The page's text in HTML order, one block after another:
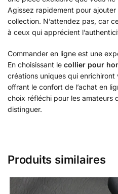
Agissez rapidement pour ajouter
collection. N’attendez pas, car
à ceux qui apprécient
Commander en ligne est une
En choisissant le collier pour
créations uniques qui
offrant le confort de l’achat en
choix réfléchi pour les amateurs
distinguer.
Produits similaires